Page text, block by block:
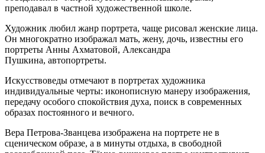
преподавал в частной художественной школе.
Художник любил жанр портрета, чаще рисовал женские лица.
Он многократно изображал мать, жену, дочь, известны его
портреты Анны Ахматовой, Александра
Пушкина, автопортреты.
Искусствоведы отмечают в портретах художника
индивидуальные черты: иконописную манеру изображения,
передачу особого спокойствия духа, поиск в современных
образах постоянного и вечного.
Вера Петрова-Званцева изображена на портрете не в
сценическом образе, а в минуты отдыха, в свободной